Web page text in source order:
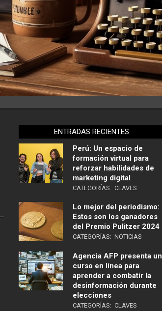
ENTRADAS RECIENTES
Perú: Un espacio de
formación virtual para
reforzar habilidades de
marketing digital
CATEGORÍAS: CLAVES
Lo mejor del periodismo:
Estos son los ganadores
del Premio Pulitzer 2024
CATEGORÍAS: NOTICIAS
Agencia AFP presenta un
curso en línea para
aprender a combatir la
desinformación durante
elecciones
CATEGORÍAS: CLAVES